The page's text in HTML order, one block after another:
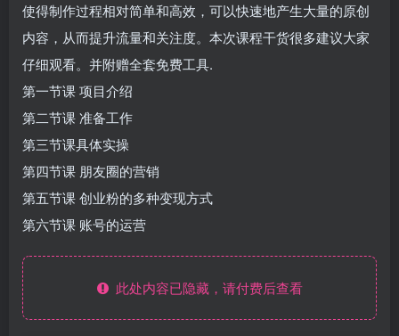
使得制作过程相对简单和高效，可以快速地产生大量的原创
内容，从而提升流量和关注度。本次课程干货很多建议大家
仔细观看。并附赠全套免费工具.
第一节课 项目介绍
第二节课 准备工作
第三节课具体实操
第四节课 朋友圈的营销
第五节课 创业粉的多种变现方式
第六节课 账号的运营
此处内容已隐藏，请付费后查看